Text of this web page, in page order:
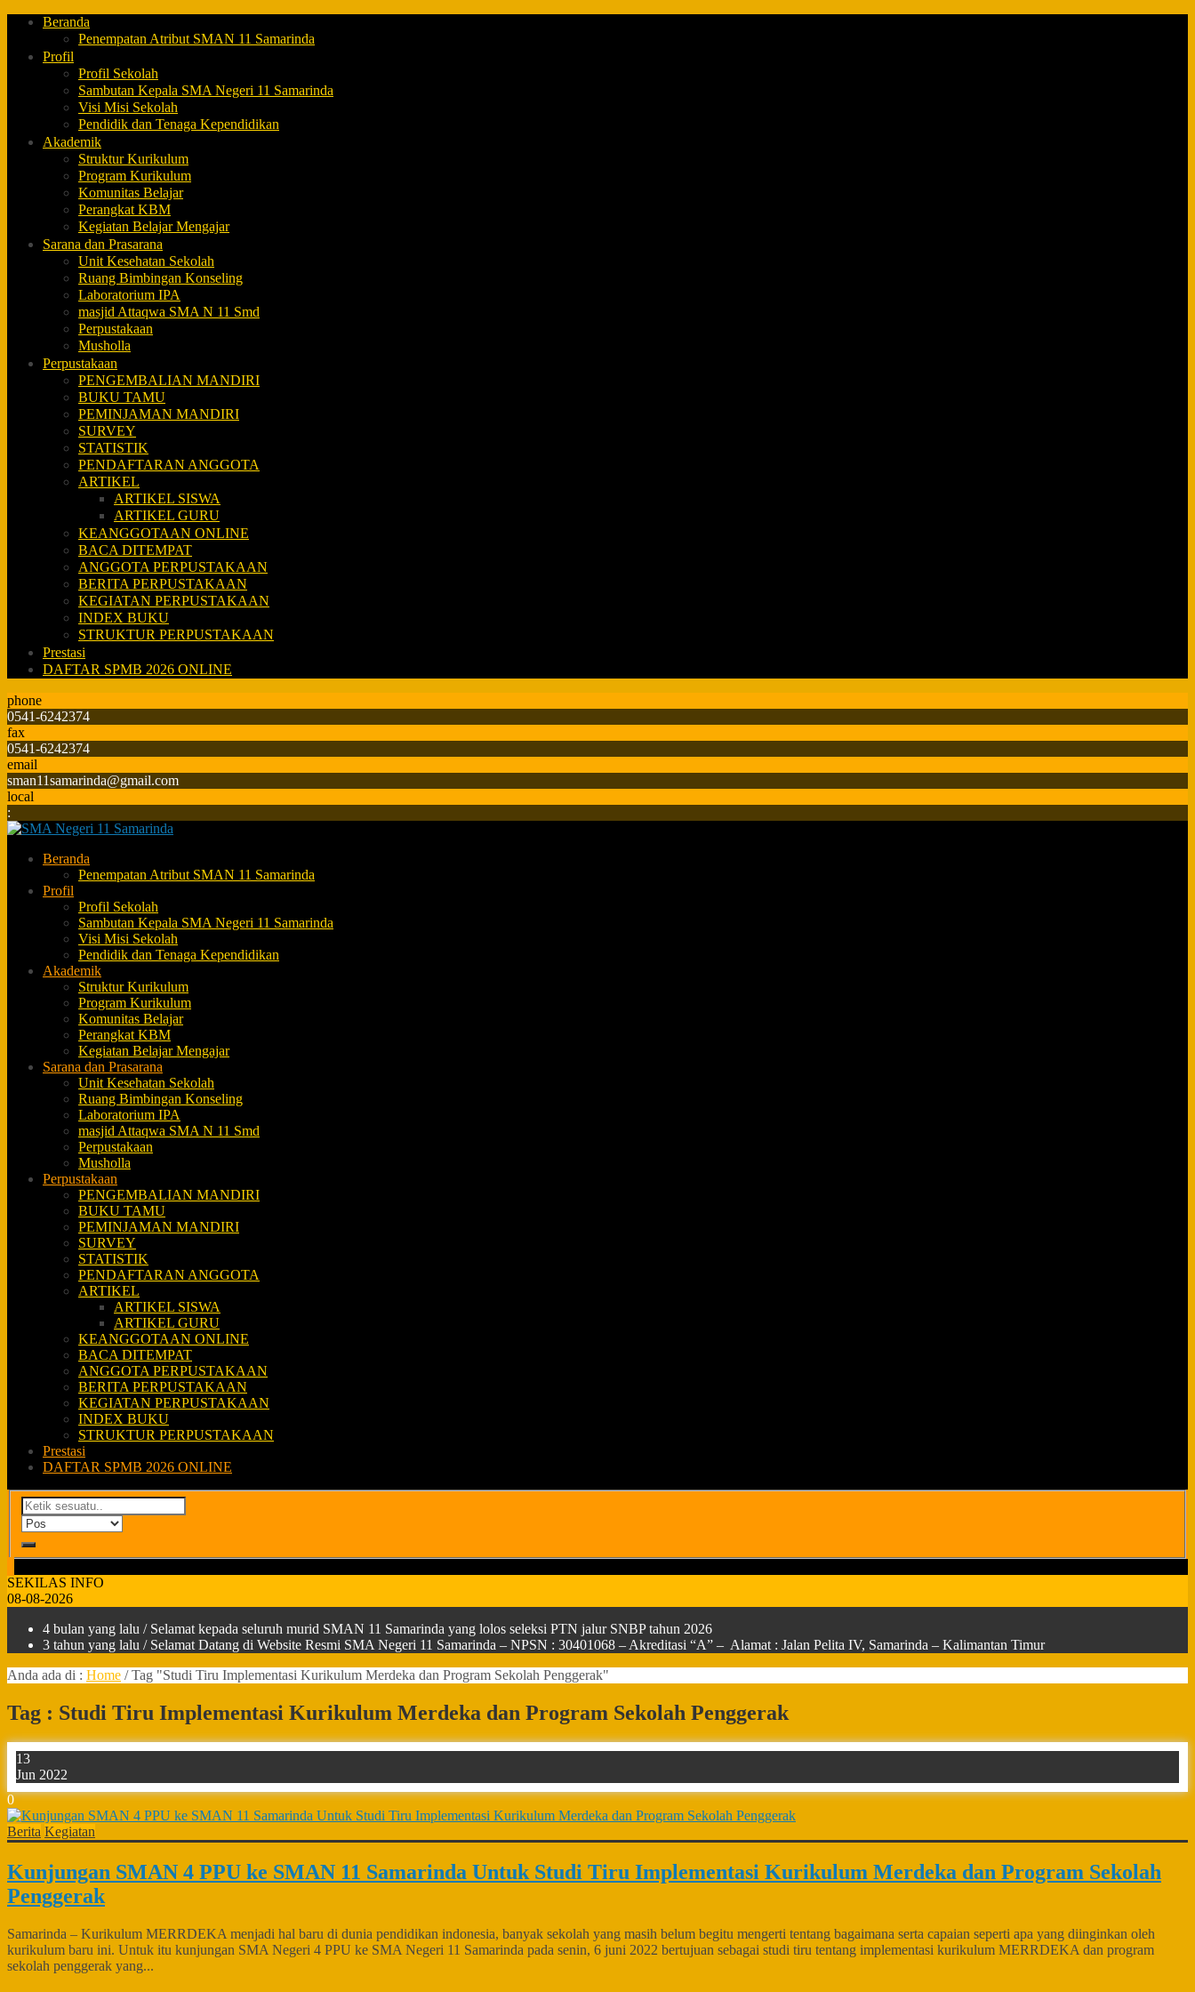
Beranda
Penempatan Atribut SMAN 11 Samarinda
Profil
Profil Sekolah
Sambutan Kepala SMA Negeri 11 Samarinda
Visi Misi Sekolah
Pendidik dan Tenaga Kependidikan
Akademik
Struktur Kurikulum
Program Kurikulum
Komunitas Belajar
Perangkat KBM
Kegiatan Belajar Mengajar
Sarana dan Prasarana
Unit Kesehatan Sekolah
Ruang Bimbingan Konseling
Laboratorium IPA
masjid Attaqwa SMA N 11 Smd
Perpustakaan
Musholla
Perpustakaan
PENGEMBALIAN MANDIRI
BUKU TAMU
PEMINJAMAN MANDIRI
SURVEY
STATISTIK
PENDAFTARAN ANGGOTA
ARTIKEL
ARTIKEL SISWA
ARTIKEL GURU
KEANGGOTAAN ONLINE
BACA DITEMPAT
ANGGOTA PERPUSTAKAAN
BERITA PERPUSTAKAAN
KEGIATAN PERPUSTAKAAN
INDEX BUKU
STRUKTUR PERPUSTAKAAN
Prestasi
DAFTAR SPMB 2026 ONLINE
phone
0541-6242374
fax
0541-6242374
email
sman11samarinda@gmail.com
local
:
Beranda
Penempatan Atribut SMAN 11 Samarinda
Profil
Profil Sekolah
Sambutan Kepala SMA Negeri 11 Samarinda
Visi Misi Sekolah
Pendidik dan Tenaga Kependidikan
Akademik
Struktur Kurikulum
Program Kurikulum
Komunitas Belajar
Perangkat KBM
Kegiatan Belajar Mengajar
Sarana dan Prasarana
Unit Kesehatan Sekolah
Ruang Bimbingan Konseling
Laboratorium IPA
masjid Attaqwa SMA N 11 Smd
Perpustakaan
Musholla
Perpustakaan
PENGEMBALIAN MANDIRI
BUKU TAMU
PEMINJAMAN MANDIRI
SURVEY
STATISTIK
PENDAFTARAN ANGGOTA
ARTIKEL
ARTIKEL SISWA
ARTIKEL GURU
KEANGGOTAAN ONLINE
BACA DITEMPAT
ANGGOTA PERPUSTAKAAN
BERITA PERPUSTAKAAN
KEGIATAN PERPUSTAKAAN
INDEX BUKU
STRUKTUR PERPUSTAKAAN
Prestasi
DAFTAR SPMB 2026 ONLINE
SEKILAS INFO
08-08-2026
4 bulan yang lalu / Selamat kepada seluruh murid SMAN 11 Samarinda yang lolos seleksi PTN jalur SNBP tahun 2026
3 tahun yang lalu / Selamat Datang di Website Resmi SMA Negeri 11 Samarinda – NPSN : 30401068 – Akreditasi “A” – Alamat : Jalan Pelita IV, Samarinda – Kalimantan Timur
Anda ada di : Home /Tag "Studi Tiru Implementasi Kurikulum Merdeka dan Program Sekolah Penggerak"
Tag : Studi Tiru Implementasi Kurikulum Merdeka dan Program Sekolah Penggerak
13
Jun 2022
0
Berita Kegiatan
Kunjungan SMAN 4 PPU ke SMAN 11 Samarinda Untuk Studi Tiru Implementasi Kurikulum Merdeka dan Program Sekolah
Penggerak
Samarinda – Kurikulum MERRDEKA menjadi hal baru di dunia pendidikan indonesia, banyak sekolah yang masih belum begitu mengerti tentang bagaimana serta capaian seperti apa yang diinginkan oleh
kurikulum baru ini. Untuk itu kunjungan SMA Negeri 4 PPU ke SMA Negeri 11 Samarinda pada senin, 6 juni 2022 bertujuan sebagai studi tiru tentang implementasi kurikulum MERRDEKA dan program
sekolah penggerak yang...